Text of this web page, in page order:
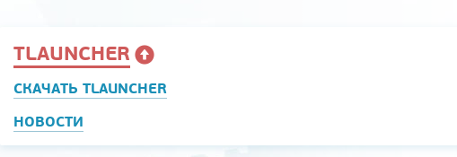
TLAUNCHER
СКАЧАТЬ TLAUNCHER
НОВОСТИ